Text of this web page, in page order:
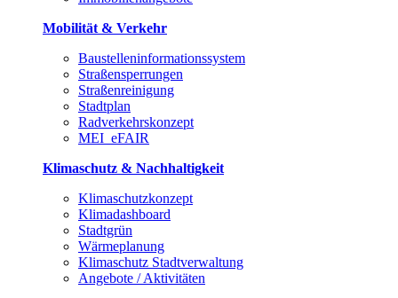
Mobilität & Verkehr
Baustelleninformationssystem
Straßensperrungen
Straßenreinigung
Stadtplan
Radverkehrskonzept
MEI_eFAIR
Klimaschutz & Nachhaltigkeit
Klimaschutzkonzept
Klimadashboard
Stadtgrün
Wärmeplanung
Klimaschutz Stadtverwaltung
Angebote / Aktivitäten